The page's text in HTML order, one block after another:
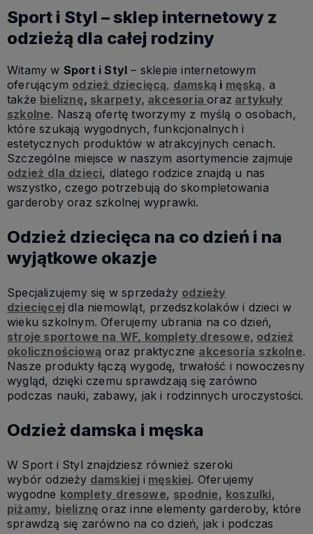
Sport i Styl – sklep internetowy z
odzieżą dla całej rodziny
Witamy w Sport i Styl – sklepie internetowym
oferującym odzież dziecięcą, damską i męską, a
także bieliznę, skarpety, akcesoriaoraz artykuły
szkolne. Naszą ofertę tworzymy z myślą o osobach,
które szukają wygodnych, funkcjonalnych i
estetycznych produktów w atrakcyjnych cenach.
Szczególne miejsce w naszym asortymencie zajmuje
odzież dla dzieci, dlatego rodzice znajdą u nas
wszystko, czego potrzebują do skompletowania
garderoby oraz szkolnej wyprawki.
Odzież dziecięca na co dzień i na
wyjątkowe okazje
Specjalizujemy się w sprzedaży odzieży
dziecięcej dla niemowląt, przedszkolaków i dzieci w
wieku szkolnym. Oferujemy ubrania na co dzień,
stroje sportowe na WF, komplety dresowe, odzież
okolicznościową oraz praktyczne akcesoria szkolne.
Nasze produkty łączą wygodę, trwałość i nowoczesny
wygląd, dzięki czemu sprawdzają się zarówno
podczas nauki, zabawy, jak i rodzinnych uroczystości.
Odzież damska i męska
W Sport i Styl znajdziesz również szeroki
wybór odzieży damskiej i męskiej. Oferujemy
wygodne komplety dresowe, spodnie, koszulki,
piżamy, bieliznę oraz inne elementy garderoby, które
sprawdzą się zarówno na co dzień, jak i podczas